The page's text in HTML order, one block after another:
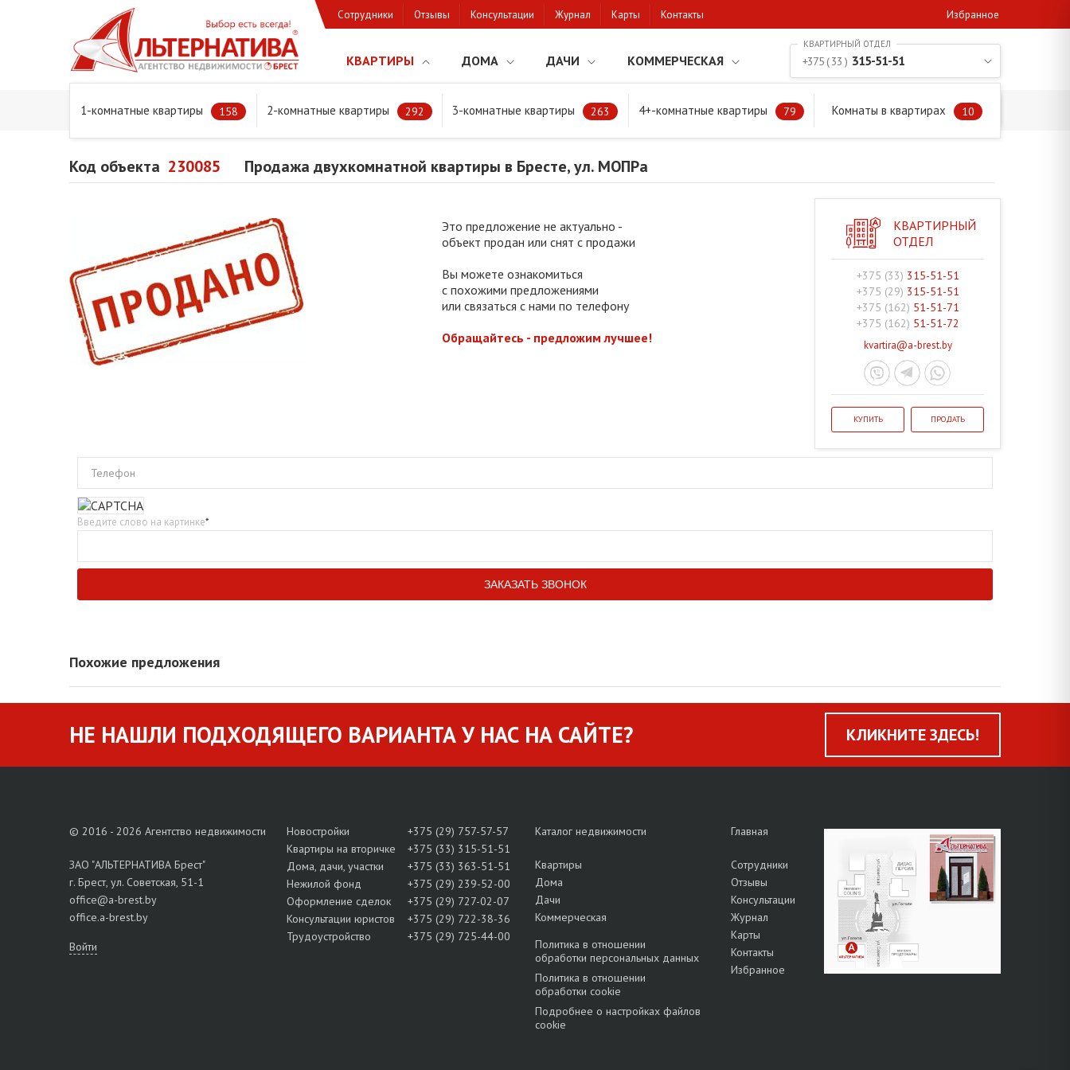
Сотрудники Отзывы Консультации Журнал Карты Контакты Избранное
КВАРТИРЫ ДОМА ДАЧИ КОММЕРЧЕСКАЯ
1-комнатные квартиры 158 2-комнатные квартиры 292 3-комнатные квартиры 263 4+-комнатные квартиры 79 Комнаты в квартирах 10
+375 ( 33 ) 315-51-51
Главная Предложения Квартиры Продажа двухкомнатной квартиры в Бресте, ул. МОПРа
Код объекта 230085 Продажа двухкомнатной квартиры в Бресте, ул. МОПРа
Это предложение не актуально -
объект продан или снят с продажи
Вы можете ознакомиться
с похожими предложениями
или связаться с нами по телефону
Обращайтесь - предложим лучшее!
КВАРТИРНЫЙ
ОТДЕЛ
+375 (33) 315-51-51
+375 (29) 315-51-51
+375 (162) 51-51-71
+375 (162) 51-51-72
kvartira@a-brest.by
КУПИТЬ ПРОДАТЬ
Телефон
Введите слово на картинке*
Похожие предложения
НЕ НАШЛИ ПОДХОДЯЩЕГО ВАРИАНТА У НАС НА САЙТЕ? КЛИКНИТЕ ЗДЕСЬ!
© 2016 - 2026 Агентство недвижимости
ЗАО "АЛЬТЕРНАТИВА Брест"
г. Брест, ул. Советская, 51-1
office@a-brest.by
office.a-brest.by
Войти
Новостройки
+375 (29) 757-57-57
Квартиры на вторичке
+375 (33) 315-51-51
Дома, дачи, участки
+375 (33) 363-51-51
Нежилой фонд
+375 (29) 239-52-00
Оформление сделок
+375 (29) 727-02-07
Консультации юристов
+375 (29) 722-38-36
Трудоустройство
+375 (29) 725-44-00
Каталог недвижимости
Квартиры
Дома
Дачи
Коммерческая
Политика в отношении
обработки персональных данных
Политика в отношении
обработки cookie
Подробнее о настройках файлов
cookie
Главная
Сотрудники
Отзывы
Консультации
Журнал
Карты
Контакты
Избранное